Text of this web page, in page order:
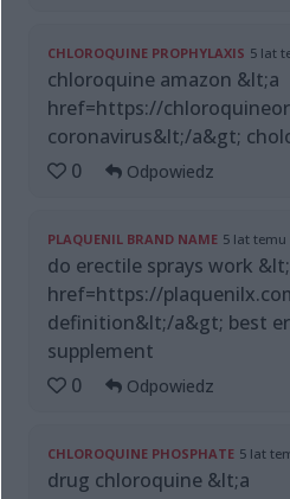
CHLOROQUINE PROPHYLAXIS 5 lat
chloroquine amazon &lt;a
href=https://
coronavirus&lt;/a&gt;
0
Odpowiedz
PLAQUENIL BRAND NAME 5 lat temu
do erectile sprays work
href=https://
definition&lt;/a&gt; best
supplement
0
Odpowiedz
CHLOROQUINE PHOSPHATE 5 lat
drug chloroquine &lt;a